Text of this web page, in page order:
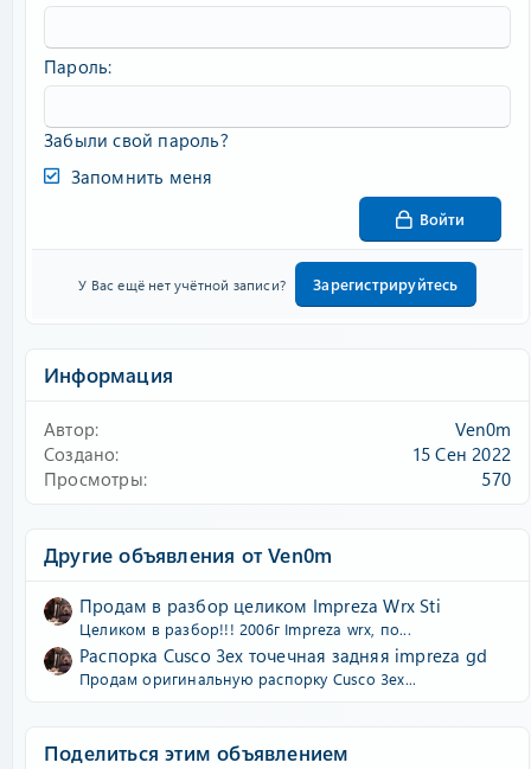
Пароль
Забыли свой пароль?
Запомнить меня
Войти
У Вас ещё нет учётной записи? Зарегистрируйтесь
Информация
Автор
Ven0m
Создано
15 Сен 2022
Просмотры
570
Другие объявления от Ven0m
Продам в разбор целиком Impreza Wrx Sti
Целиком в разбор!!! 2006г Impreza wrx, по...
Распорка Cusco 3ех точечная задняя impreza gd
Продам оригинальную распорку Cusco 3ех...
Поделиться этим объявлением